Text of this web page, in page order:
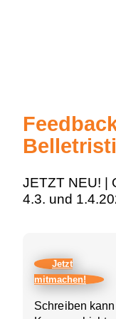
JETZT NEU! |
4.3. und
Jetzt
mitmachen!
Schreiben